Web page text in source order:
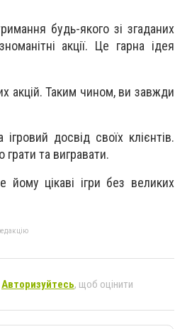
будь-якого зі згаданих
акції. Це гарна ідея
акцій. Таким чином, ви завжди
досвід своїх клієнтів.
грати та вигравати.
цікаві ігри без великих
Авторизуйтесь, щоб оцінити